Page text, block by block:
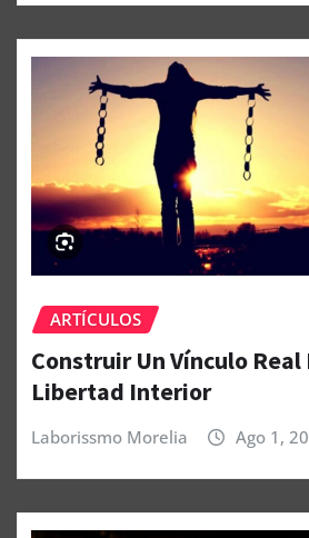
ARTÍCULOS
Construir Un Vínculo Real
Libertad Interior
Laborissmo Morelia Ago 1,